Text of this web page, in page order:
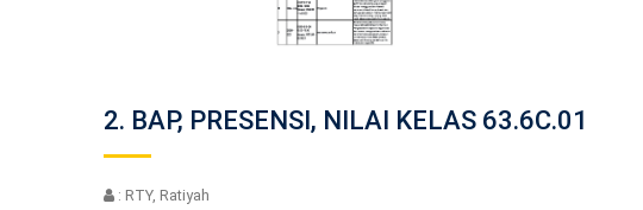
2. BAP, PRESENSI, NILAI KELAS 63.6C.01
: RTY, Ratiyah